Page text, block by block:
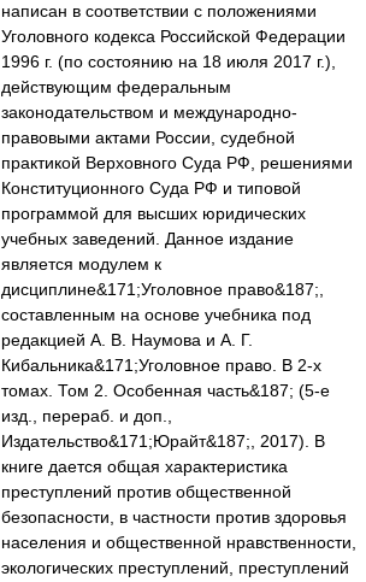
написан в соответствии с положениями
Уголовного кодекса Российской Федерации
1996 г. (по состоянию на 18 июля 2017 г.),
действующим федеральным
законодательством и международно-
правовыми актами России, судебной
практикой Верховного Суда РФ, решениями
Конституционного Суда РФ и типовой
программой для высших юридических
учебных заведений. Данное издание
является модулем к
дисциплине&171;Уголовное право&187;,
составленным на основе учебника под
редакцией А. В. Наумова и А. Г.
Кибальника&171;Уголовное право. В 2-х
томах. Том 2. Особенная часть&187; (5-е
изд., перераб. и доп.,
Издательство&171;Юрайт&187;, 2017). В
книге дается общая характеристика
преступлений против общественной
безопасности, в частности против здоровья
населения и общественной нравственности,
экологических преступлений, преступлений